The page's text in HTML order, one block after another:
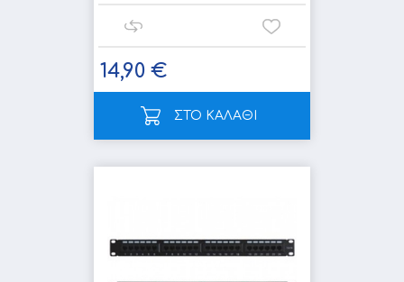
14,90 €
ΣΤΟ ΚΑΛΑΘΙ